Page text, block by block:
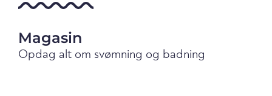
Magasin
Opdag alt om svømning og badning